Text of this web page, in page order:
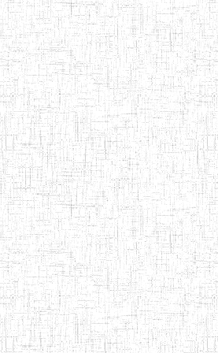
Page 7 sur 13 Total: 307
Préc. 2 3 4 5 6
7
Fin